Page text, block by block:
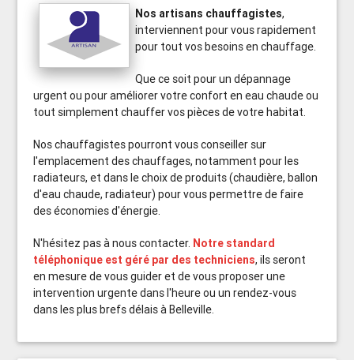
Nos artisans chauffagistes,
interviennent pour vous rapidement
pour tout vos besoins en chauffage.
Que ce soit pour un dépannage
urgent ou pour améliorer votre confort en eau chaude ou
tout simplement chauffer vos pièces de votre habitat.
Nos chauffagistes pourront vous conseiller sur
l'emplacement des chauffages, notamment pour les
radiateurs, et dans le choix de produits (chaudière, ballon
d'eau chaude, radiateur) pour vous permettre de faire
des économies d'énergie.
N'hésitez pas à nous contacter. Notre standard
téléphonique est géré par des techniciens, ils seront
en mesure de vous guider et de vous proposer une
intervention urgente dans l'heure ou un rendez-vous
dans les plus brefs délais à Belleville.